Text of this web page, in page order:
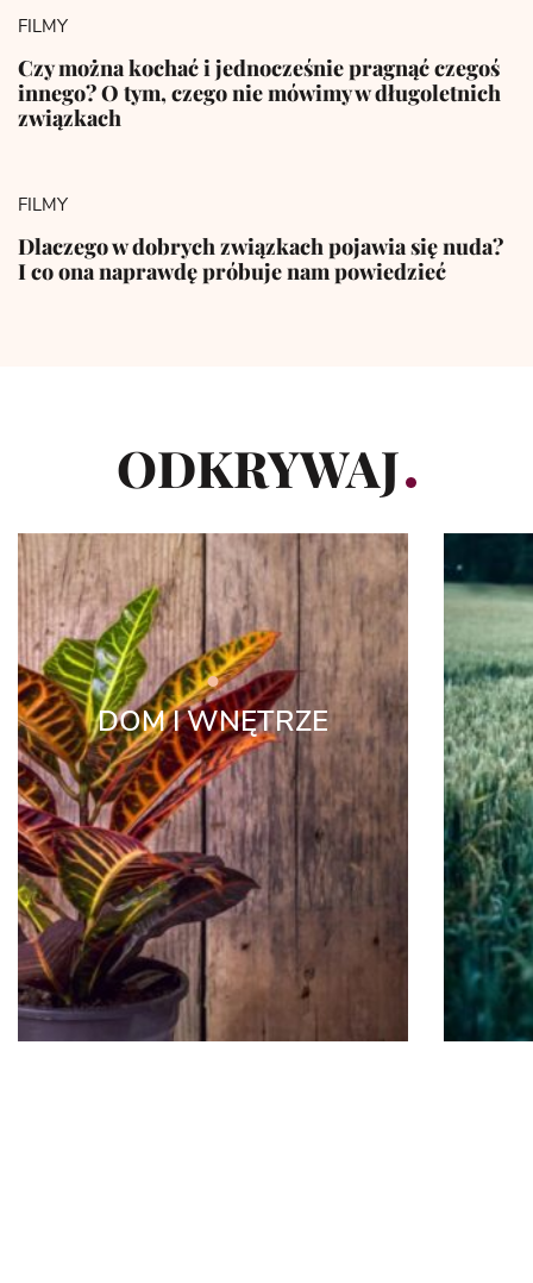
FILMY
Czy można kochać i jednocześnie pragnąć czegoś
innego? O tym, czego nie mówimy w długoletnich
związkach
FILMY
Dlaczego w dobrych związkach pojawia się nuda?
I co ona naprawdę próbuje nam powiedzieć
ODKRYWAJ
DOM I WNĘTRZE